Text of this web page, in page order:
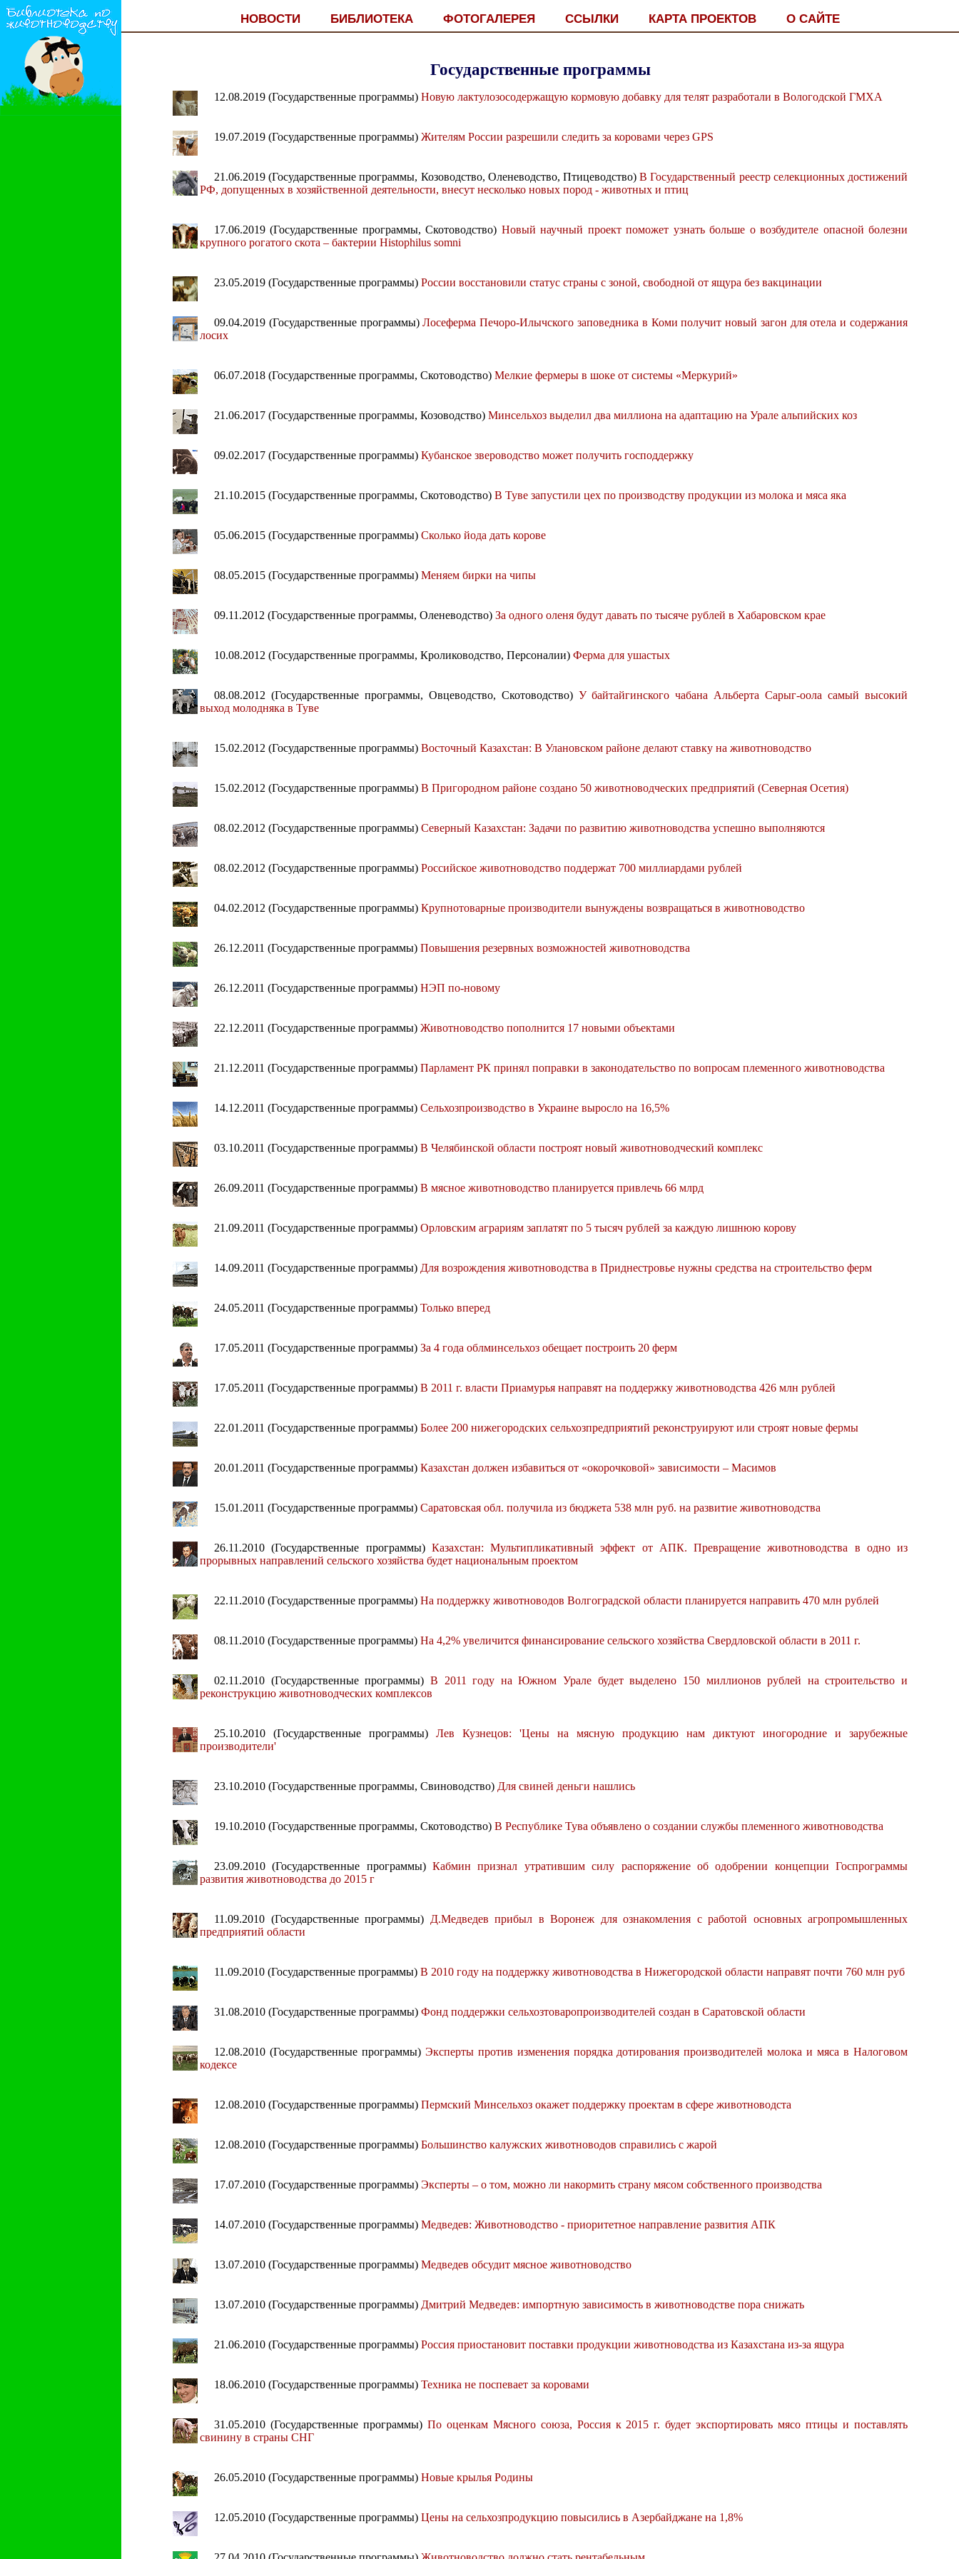
НОВОСТИ БИБЛИОТЕКА ФОТОГАЛЕРЕЯ ССЫЛКИ КАРТА ПРОЕКТОВ О САЙТЕ
Государственные программы
12.08.2019 (Государственные программы) Новую лактулозосодержащую кормовую добавку для телят разработали в Вологодской ГМХА
19.07.2019 (Государственные программы) Жителям России разрешили следить за коровами через GPS
21.06.2019 (Государственные программы, Козоводство, Оленеводство, Птицеводство)В Государственный реестр селекционных достижений
РФ, допущенных в хозяйственной деятельности, внесут несколько новых пород - животных и птиц
17.06.2019 (Государственные программы, Скотоводство) Новый научный проект поможет узнать больше о возбудителе опасной болезни
крупного рогатого скота – бактерии Histophilus somni
23.05.2019 (Государственные программы) России восстановили статус страны с зоной, свободной от ящура без вакцинации
09.04.2019 (Государственные программы)Лосеферма Печоро-Илычского заповедника в Коми получит новый загон для отела и содержания
лосих
06.07.2018 (Государственные программы, Скотоводство) Мелкие фермеры в шоке от системы «Меркурий»
21.06.2017 (Государственные программы, Козоводство) Минсельхоз выделил два миллиона на адаптацию на Урале альпийских коз
09.02.2017 (Государственные программы) Кубанское звероводство может получить господдержку
21.10.2015 (Государственные программы, Скотоводство) В Туве запустили цех по производству продукции из молока и мяса яка
05.06.2015 (Государственные программы) Сколько йода дать корове
08.05.2015 (Государственные программы) Меняем бирки на чипы
09.11.2012 (Государственные программы, Оленеводство) За одного оленя будут давать по тысяче рублей в Хабаровском крае
10.08.2012 (Государственные программы, Кролиководство, Персоналии) Ферма для ушастых
08.08.2012 (Государственные программы, Овцеводство, Скотоводство) У байтайгинского чабана Альберта Сарыг-оола самый высокий
выход молодняка в Туве
15.02.2012 (Государственные программы) Восточный Казахстан: В Улановском районе делают ставку на животноводство
15.02.2012 (Государственные программы) В Пригородном районе создано 50 животноводческих предприятий (Северная Осетия)
08.02.2012 (Государственные программы) Северный Казахстан: Задачи по развитию животноводства успешно выполняются
08.02.2012 (Государственные программы) Российское животноводство поддержат 700 миллиардами рублей
04.02.2012 (Государственные программы) Крупнотоварные производители вынуждены возвращаться в животноводство
26.12.2011 (Государственные программы) Повышения резервных возможностей животноводства
26.12.2011 (Государственные программы) НЭП по-новому
22.12.2011 (Государственные программы) Животноводство пополнится 17 новыми объектами
21.12.2011 (Государственные программы) Парламент РК принял поправки в законодательство по вопросам племенного животноводства
14.12.2011 (Государственные программы) Сельхозпроизводство в Украине выросло на 16,5%
03.10.2011 (Государственные программы) В Челябинской области построят новый животноводческий комплекс
26.09.2011 (Государственные программы) В мясное животноводство планируется привлечь 66 млрд
21.09.2011 (Государственные программы) Орловским аграриям заплатят по 5 тысяч рублей за каждую лишнюю корову
14.09.2011 (Государственные программы) Для возрождения животноводства в Приднестровье нужны средства на строительство ферм
24.05.2011 (Государственные программы) Только вперед
17.05.2011 (Государственные программы) За 4 года облминсельхоз обещает построить 20 ферм
17.05.2011 (Государственные программы) В 2011 г. власти Приамурья направят на поддержку животноводства 426 млн рублей
22.01.2011 (Государственные программы) Более 200 нижегородских сельхозпредприятий реконструируют или строят новые фермы
20.01.2011 (Государственные программы) Казахстан должен избавиться от «окорочковой» зависимости – Масимов
15.01.2011 (Государственные программы) Саратовская обл. получила из бюджета 538 млн руб. на развитие животноводства
26.11.2010 (Государственные программы) Казахстан: Мультипликативный эффект от АПК. Превращение животноводства в одно из
прорывных направлений сельского хозяйства будет национальным проектом
22.11.2010 (Государственные программы) На поддержку животноводов Волгоградской области планируется направить 470 млн рублей
08.11.2010 (Государственные программы) На 4,2% увеличится финансирование сельского хозяйства Свердловской области в 2011 г.
02.11.2010 (Государственные программы) В 2011 году на Южном Урале будет выделено 150 миллионов рублей на строительство и
реконструкцию животноводческих комплексов
25.10.2010 (Государственные программы) Лев Кузнецов: 'Цены на мясную продукцию нам диктуют иногородние и зарубежные
производители'
23.10.2010 (Государственные программы, Свиноводство) Для свиней деньги нашлись
19.10.2010 (Государственные программы, Скотоводство) В Республике Тува объявлено о создании службы племенного животноводства
23.09.2010 (Государственные программы)Кабмин признал утратившим силу распоряжение об одобрении концепции Госпрограммы
развития животноводства до 2015 г
11.09.2010 (Государственные программы) Д.Медведев прибыл в Воронеж для ознакомления с работой основных агропромышленных
предприятий области
11.09.2010 (Государственные программы) В 2010 году на поддержку животноводства в Нижегородской области направят почти 760 млн руб
31.08.2010 (Государственные программы) Фонд поддержки сельхозтоваропроизводителей создан в Саратовской области
12.08.2010 (Государственные программы) Эксперты против изменения порядка дотирования производителей молока и мяса в Налоговом
кодексе
12.08.2010 (Государственные программы) Пермский Минсельхоз окажет поддержку проектам в сфере животноводста
12.08.2010 (Государственные программы) Большинство калужских животноводов справились с жарой
17.07.2010 (Государственные программы) Эксперты – о том, можно ли накормить страну мясом собственного производства
14.07.2010 (Государственные программы) Медведев: Животноводство - приоритетное направление развития АПК
13.07.2010 (Государственные программы) Медведев обсудит мясное животноводство
13.07.2010 (Государственные программы) Дмитрий Медведев: импортную зависимость в животноводстве пора снижать
21.06.2010 (Государственные программы) Россия приостановит поставки продукции животноводства из Казахстана из-за ящура
18.06.2010 (Государственные программы) Техника не поспевает за коровами
31.05.2010 (Государственные программы) По оценкам Мясного союза, Россия к 2015 г. будет экспортировать мясо птицы и поставлять
свинину в страны СНГ
26.05.2010 (Государственные программы) Новые крылья Родины
12.05.2010 (Государственные программы) Цены на сельхозпродукцию повысились в Азербайджане на 1,8%